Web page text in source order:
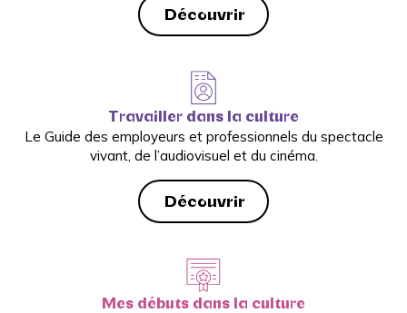
Découvrir
Travailler dans la culture
Le Guide des employeurs et professionnels du spectacle
vivant, de l’audiovisuel et du cinéma.
Découvrir
Mes débuts dans la culture